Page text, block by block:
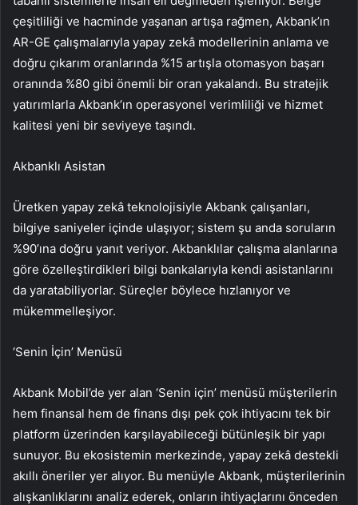
çeşitliliği ve hacminde yaşanan artışa rağmen, Akbank’ın
AR-GE çalışmalarıyla yapay zekâ modellerinin anlama ve
doğru çıkarım oranlarında %15 artışla otomasyon başarı
oranında %80 gibi önemli bir oran yakalandı. Bu stratejik
yatırımlarla Akbank’ın operasyonel verimliliği ve hizmet
kalitesi yeni bir seviyeye taşındı.
Akbanklı Asistan
Üretken yapay zekâ teknolojisiyle Akbank çalışanları,
bilgiye saniyeler içinde ulaşıyor; sistem şu anda soruların
%90’ına doğru yanıt veriyor. Akbanklılar çalışma alanlarına
göre özelleştirdikleri bilgi bankalarıyla kendi asistanlarını
da yaratabiliyorlar. Süreçler böylece hızlanıyor ve
mükemmelleşiyor.
‘Senin İçin’ Menüsü
Akbank Mobil’de yer alan ‘Senin için’ menüsü müşterilerin
hem finansal hem de finans dışı pek çok ihtiyacını tek bir
platform üzerinden karşılayabileceği bütünleşik bir yapı
sunuyor. Bu ekosistemin merkezinde, yapay zekâ destekli
akıllı öneriler yer alıyor. Bu menüyle Akbank, müşterilerinin
alışkanlıklarını analiz ederek, onların ihtiyaçlarını önceden